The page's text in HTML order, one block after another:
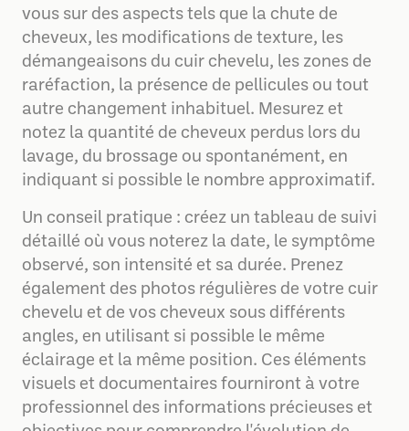
vous sur des aspects tels que la chute de
cheveux, les modifications de texture, les
démangeaisons du cuir chevelu, les zones de
raréfaction, la présence de pellicules ou tout
autre changement inhabituel. Mesurez et
notez la quantité de cheveux perdus lors du
lavage, du brossage ou spontanément, en
indiquant si possible le nombre approximatif.
Un conseil pratique : créez un tableau de suivi
détaillé où vous noterez la date, le symptôme
observé, son intensité et sa durée. Prenez
également des photos régulières de votre cuir
chevelu et de vos cheveux sous différents
angles, en utilisant si possible le même
éclairage et la même position. Ces éléments
visuels et documentaires fourniront à votre
professionnel des informations précieuses et